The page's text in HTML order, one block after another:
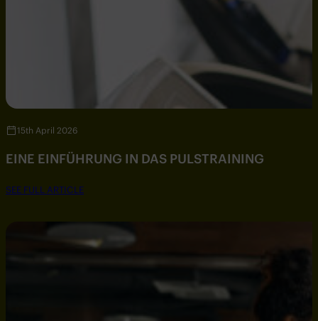
15th April 2026
EINE EINFÜHRUNG IN DAS PULSTRAINING
SEE FULL ARTICLE